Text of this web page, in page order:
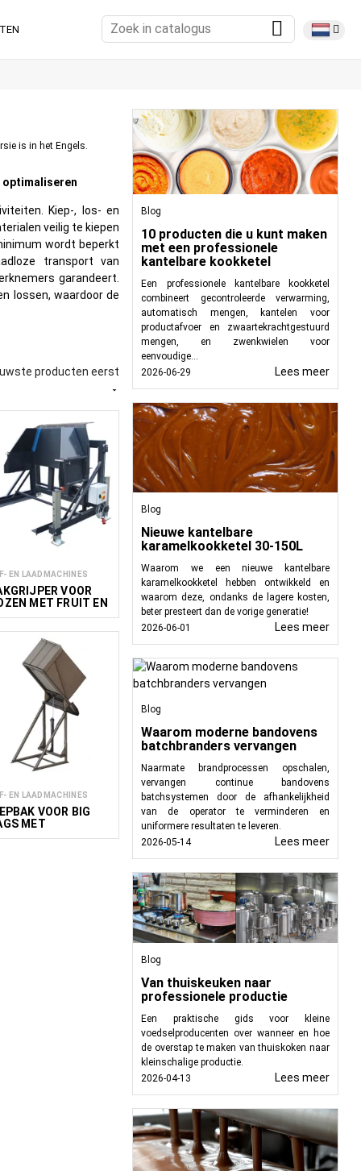
is in het Engels.
Kiep-, los- en
veilig te kiepen
wordt beperkt
transport van
garandeert.
lossen, waardoor de
een container of bak
materialen op te
op letsel op de
of
landbouw, bouw en
of
op te tillen, neer te
bieden efficiënte
en optimaliseren de
productietijdlijnen
hanteren
wordt gemorst en
afval.
meststoffen voor
producten eerst

EN LAADMACHINES
VOOR
MET FRUIT EN
VK
EN LAADMACHINES
VOOR BIG
MET
Blog
10 producten die u kunt maken
met een professionele
kantelbare kookketel
Een professionele kantelbare kookketel
combineert gecontroleerde verwarming,
automatisch mengen, kantelen voor
productafvoer en zwaartekrachtgestuurd
mengen, en zwenkwielen voor
eenvoudige...
2026-06-29
Lees meer
Blog
Nieuwe kantelbare
karamelkookketel 30-150L
Waarom we een nieuwe kantelbare
karamelkookketel hebben ontwikkeld en
waarom deze, ondanks de lagere kosten,
beter presteert dan de vorige generatie!
2026-06-01
Lees meer
Blog
Waarom moderne bandovens
batchbranders vervangen
Naarmate brandprocessen opschalen,
vervangen continue bandovens
batchsystemen door de afhankelijkheid
van de operator te verminderen en
uniformere resultaten te leveren.
2026-05-14
Lees meer
Blog
Van thuiskeuken naar
professionele productie
Een praktische gids voor kleine
voedselproducenten over wanneer en hoe
de overstap te maken van thuiskoken naar
kleinschalige productie.
2026-04-13
Lees meer